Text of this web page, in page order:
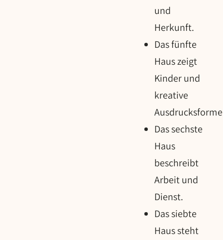
und
Herkunft.
Das fünfte
Haus zeigt
Kinder und
kreative
Das sechste
Haus
beschreibt
Arbeit und
Dienst.
Das siebte
Haus steht